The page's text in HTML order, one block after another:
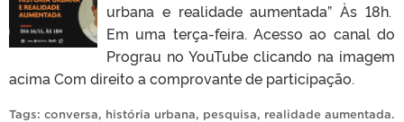
urbana e realidade aumentada” Às 18h.
Em uma terça-feira. Acesso ao canal do
Prograu no YouTube clicando na imagem
acima Com direito a comprovante de participação.
Tags: conversa, história urbana, pesquisa, realidade aumentada.